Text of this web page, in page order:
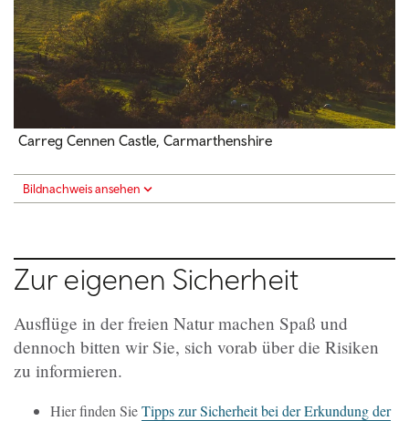
Carreg Cennen Castle, Carmarthenshire
Bildnachweis ansehen
Zur eigenen Sicherheit
Ausflüge in der freien Natur machen Spaß und
dennoch bitten wir Sie, sich vorab über die Risiken
zu informieren.
Hier finden SieTipps zur Sicherheit bei der Erkundung der